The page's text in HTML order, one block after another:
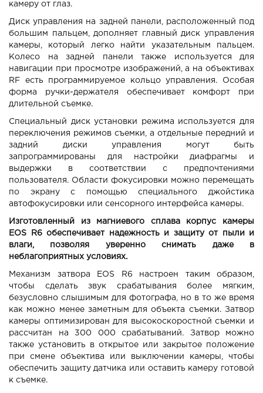
камеру от глаз.
Диск управления на задней панели, расположенный под
большим пальцем, дополняет главный диск управления
камеры, который легко найти указательным пальцем.
Колесо на задней панели также используется для
навигации при просмотре изображений, а на объективах
RF есть программируемое кольцо управления. Особая
форма ручки-держателя обеспечивает комфорт при
длительной съемке.
Специальный диск установки режима используется для
переключения режимов съемки, а отдельные передний и
задний диски управления могут быть
запрограммированы для настройки диафрагмы и
выдержки в соответствии с предпочтениями
пользователя. Области фокусировки можно перемещать
по экрану с помощью специального джойстика
автофокусировки или сенсорного интерфейса камеры.
Изготовленный из магниевого сплава корпус камеры
EOS R6 обеспечивает надежность и защиту от пыли и
влаги, позволяя уверенно снимать даже в
неблагоприятных условиях.
Механизм затвора EOS R6 настроен таким образом,
чтобы сделать звук срабатывания более мягким,
безусловно слышимым для фотографа, но в то же время
как можно менее заметным для объекта съемки. Затвор
камеры оптимизирован для высокоскоростной съемки и
рассчитан на 300 000 срабатываний. Затвор можно
также установить в открытое или закрытое положение
при смене объектива или выключении камеры, чтобы
обеспечить защиту датчика или оставить камеру готовой
к съемке.